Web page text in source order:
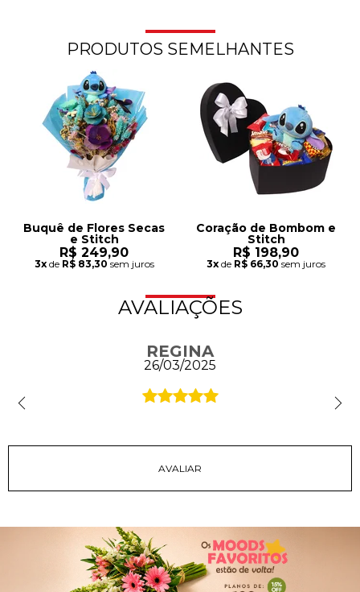
PRODUTOS SEMELHANTES
Buquê de Flores Secas
e Stitch
R$ 249,90
3xde R$ 83,30sem juros
Coração de Bombom e
Stitch
R$ 198,90
3x de R$ 66,30sem juros
AVALIAÇÕES
REGINA
26/03/2025